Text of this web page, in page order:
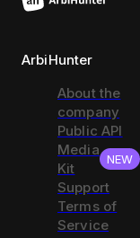
ArbiHunter
About the
company
Public API
Media
Kit
NEW
Support
Terms of
Service